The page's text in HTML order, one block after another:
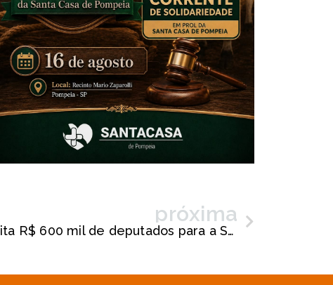
próxima
Carlos Rogério solicita R$ 600 mil de deputados para a Santa Casa de Pompéia